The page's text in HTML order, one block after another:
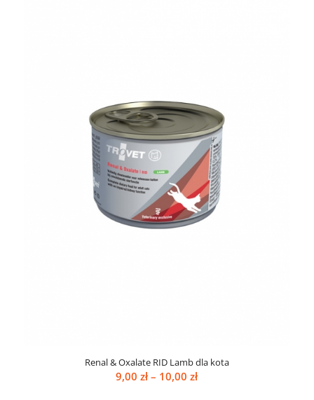
Renal & Oxalate RID Lamb dla kota
9,00zł – 10,00złZakres